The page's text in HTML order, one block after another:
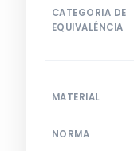
CATEGORIA DE
EQUIVALÊNCIA
MATERIAL
NORMA